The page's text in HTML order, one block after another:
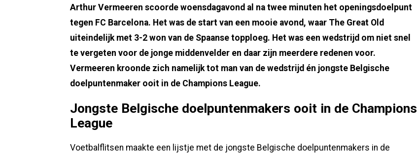
Arthur Vermeeren scoorde woensdagavond al na twee minuten het openingsdoelpunt
tegen FC Barcelona. Het was de start van een mooie avond, waar The Great Old
uiteindelijk met 3-2 won van de Spaanse topploeg. Het was een wedstrijd om niet snel
te vergeten voor de jonge middenvelder en daar zijn meerdere redenen voor.
Vermeeren kroonde zich namelijk tot man van de wedstrijd én jongste Belgische
doelpuntenmaker ooit in de Champions League.
Jongste Belgische doelpuntenmakers ooit in de Champions
League
Voetbalflitsen maakte een lijstje met de jongste Belgische doelpuntenmakers in de